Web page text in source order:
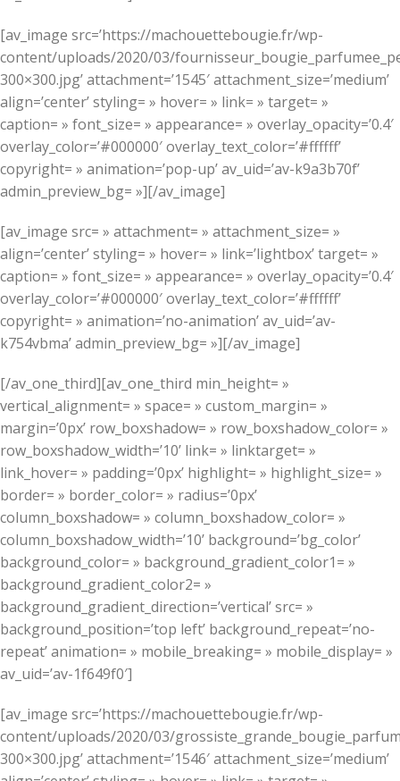
[av_image src=’https://machouettebougie.fr/wp-
content/uploads/2020/03/
300×300.jpg’ attachment=’1545′ attachment_size=’medium’
align=’center’ styling= » hover= » link= » target= »
caption= » font_size= » appearance= » overlay_opacity=’0.4′
overlay_color=’#000000′ overlay_text_color=’#ffffff’
copyright= » animation=’pop-up’ av_uid=’av-k9a3b70f’
admin_preview_bg= »][/av_image]
[av_image src= » attachment= » attachment_size= »
align=’center’ styling= » hover= » link=’lightbox’ target= »
caption= » font_size= » appearance= » overlay_opacity=’0.4′
overlay_color=’#000000′ overlay_text_color=’#ffffff’
copyright= » animation=’no-animation’ av_uid=’av-
k754vbma’ admin_preview_bg= »][/av_image]
[/av_one_third][av_one_third min_height= »
vertical_alignment= » space= » custom_margin= »
margin=’0px’ row_boxshadow= » row_boxshadow_color= »
row_boxshadow_width=’10’ link= » linktarget= »
link_hover= » padding=’0px’ highlight= » highlight_size= »
border= » border_color= » radius=’0px’
column_boxshadow= » column_boxshadow_color= »
column_boxshadow_width=’10’ background=’bg_color’
background_color= » background_gradient_color1= »
background_gradient_color2= »
background_gradient_direction=’vertical’ src= »
background_position=’top left’ background_repeat=’no-
repeat’ animation= » mobile_breaking= » mobile_display= »
av_uid=’av-1f649f0′]
[av_image src=’https://machouettebougie.fr/wp-
content/uploads/2020/03/
300×300.jpg’ attachment=’1546′ attachment_size=’medium’